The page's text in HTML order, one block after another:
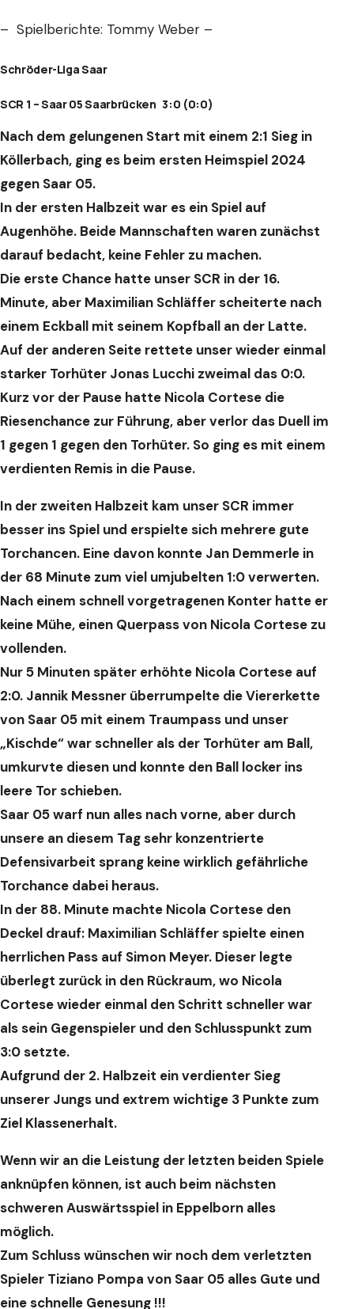
– Spielberichte: Tommy Weber –
Schröder-Liga Saar
SCR 1 – Saar 05 Saarbrücken 3:0 (0:0)
Nach dem gelungenen Start mit einem 2:1 Sieg in
Köllerbach, ging es beim ersten Heimspiel 2024
gegen Saar 05.
In der ersten Halbzeit war es ein Spiel auf
Augenhöhe. Beide Mannschaften waren zunächst
darauf bedacht, keine Fehler zu machen.
Die erste Chance hatte unser SCR in der 16.
Minute, aber Maximilian Schläffer scheiterte nach
einem Eckball mit seinem Kopfball an der Latte.
Auf der anderen Seite rettete unser wieder einmal
starker Torhüter Jonas Lucchi zweimal das 0:0.
Kurz vor der Pause hatte Nicola Cortese die
Riesenchance zur Führung, aber verlor das Duell im
1 gegen 1 gegen den Torhüter. So ging es mit einem
verdienten Remis in die Pause.
In der zweiten Halbzeit kam unser SCR immer
besser ins Spiel und erspielte sich mehrere gute
Torchancen. Eine davon konnte Jan Demmerle in
der 68 Minute zum viel umjubelten 1:0 verwerten.
Nach einem schnell vorgetragenen Konter hatte er
keine Mühe, einen Querpass von Nicola Cortese zu
vollenden.
Nur 5 Minuten später erhöhte Nicola Cortese auf
2:0. Jannik Messner überrumpelte die Viererkette
von Saar 05 mit einem Traumpass und unser
„Kischde“ war schneller als der Torhüter am Ball,
umkurvte diesen und konnte den Ball locker ins
leere Tor schieben.
Saar 05 warf nun alles nach vorne, aber durch
unsere an diesem Tag sehr konzentrierte
Defensivarbeit sprang keine wirklich gefährliche
Torchance dabei heraus.
In der 88. Minute machte Nicola Cortese den
Deckel drauf: Maximilian Schläffer spielte einen
herrlichen Pass auf Simon Meyer. Dieser legte
überlegt zurück in den Rückraum, wo Nicola
Cortese wieder einmal den Schritt schneller war
als sein Gegenspieler und den Schlusspunkt zum
3:0 setzte.
Aufgrund der 2. Halbzeit ein verdienter Sieg
unserer Jungs und extrem wichtige 3 Punkte zum
Ziel Klassenerhalt.
Wenn wir an die Leistung der letzten beiden Spiele
anknüpfen können, ist auch beim nächsten
schweren Auswärtsspiel in Eppelborn alles
möglich.
Zum Schluss wünschen wir noch dem verletzten
Spieler Tiziano Pompa von Saar 05 alles Gute und
eine schnelle Genesung !!!